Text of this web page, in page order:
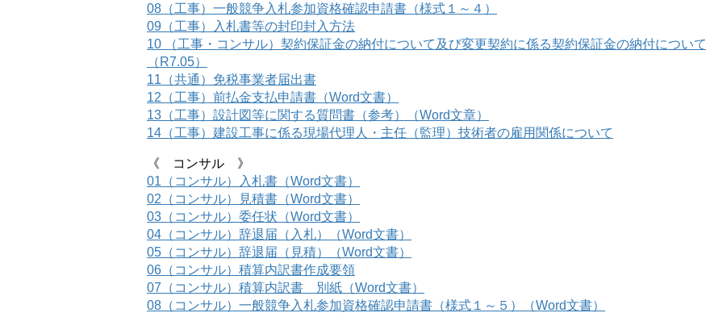
08（工事）一般競争入札参加資格確認申請書（様式１～４）
09（工事）入札書等の封印封入方法
10 （工事・コンサル）契約保証金の納付について及び変更契約に係る契約保証金の納付について
（R7.05）
11（共通）免税事業者届出書
12（工事）前払金支払申請書（Word文書）
13（工事）設計図等に関する質問書（参考）（Word文章）
14（工事）建設工事に係る現場代理人・主任（監理）技術者の雇用関係について
《 コンサル 》
01（コンサル）入札書（Word文書）
02（コンサル）見積書（Word文書）
03（コンサル）委任状（Word文書）
04（コンサル）辞退届（入札）（Word文書）
05（コンサル）辞退届（見積）（Word文書）
06（コンサル）積算内訳書作成要領
07（コンサル）積算内訳書 別紙（Word文書）
08（コンサル）一般競争入札参加資格確認申請書（様式１～５）（Word文書）